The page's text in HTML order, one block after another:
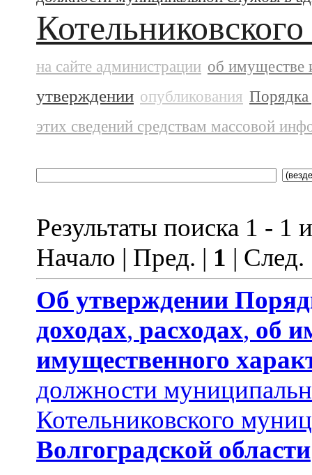
на сайте администрации об имуществе
утверждении опубликования Порядка
этих сведений средствам массовой
Результаты поиска 1 - 1
Начало | Пред. | 1 |
Об утверждении
доходах, расходах, об
имущественного
должности
Котельниковского
Волгоградской области